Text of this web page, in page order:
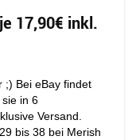
17,90€ inkl.
;) Bei eBay findet
in 6
Versand.
bis 38 bei Merish